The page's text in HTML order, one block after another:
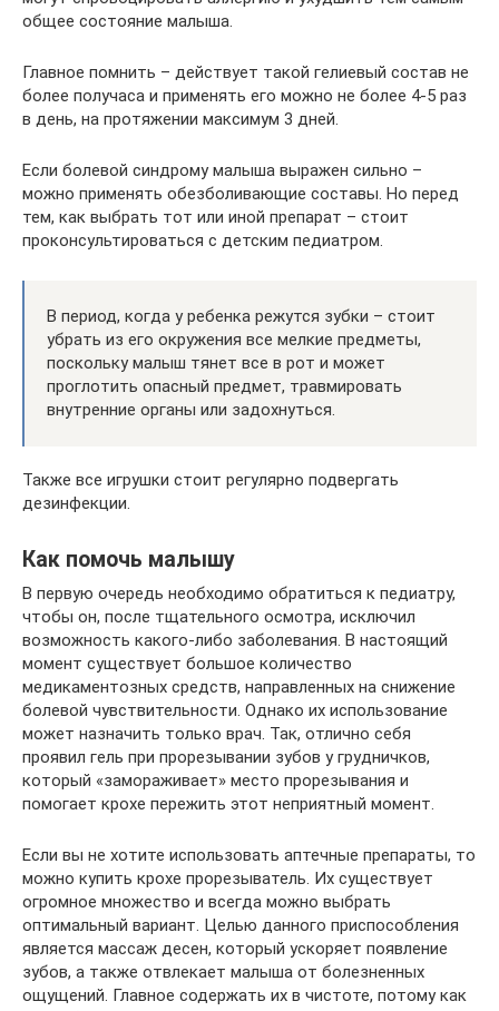
общее состояние малыша.
Главное помнить – действует такой гелиевый состав не
более получаса и применять его можно не более 4-5 раз
в день, на протяжении максимум 3 дней.
Если болевой синдрому малыша выражен сильно –
можно применять обезболивающие составы. Но перед
тем, как выбрать тот или иной препарат – стоит
проконсультироваться с детским педиатром.
В период, когда у ребенка режутся зубки – стоит
убрать из его окружения все мелкие предметы,
поскольку малыш тянет все в рот и может
проглотить опасный предмет, травмировать
внутренние органы или задохнуться.
Также все игрушки стоит регулярно подвергать
дезинфекции.
Как помочь малышу
В первую очередь необходимо обратиться к педиатру,
чтобы он, после тщательного осмотра, исключил
возможность какого-либо заболевания. В настоящий
момент существует большое количество
медикаментозных средств, направленных на снижение
болевой чувствительности. Однако их использование
может назначить только врач. Так, отлично себя
проявил гель при прорезывании зубов у грудничков,
который «замораживает» место прорезывания и
помогает крохе пережить этот неприятный момент.
Если вы не хотите использовать аптечные препараты, то
можно купить крохе прорезыватель. Их существует
огромное множество и всегда можно выбрать
оптимальный вариант. Целью данного приспособления
является массаж десен, который ускоряет появление
зубов, а также отвлекает малыша от болезненных
ощущений. Главное содержать их в чистоте, потому как